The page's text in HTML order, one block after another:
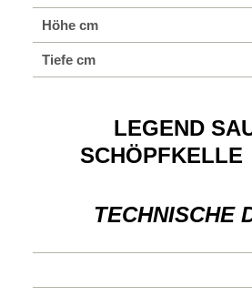
Höhe cm
Tiefe cm
LEGEND
SCHÖPFKELLE
TECHNISCHE